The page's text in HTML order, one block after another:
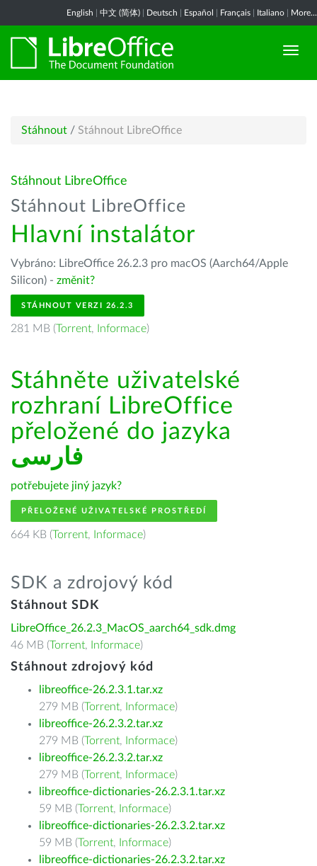
English 中文 (简体) Deutsch Español Français Italiano More...
Stáhnout / Stáhnout LibreOffice
Stáhnout LibreOffice
Stáhnout LibreOffice
Hlavní instalátor
Vybráno: LibreOffice 26.2.3 pro macOS (Aarch64/Apple
Silicon) - změnit?
STÁHNOUT VERZI 26.2.3
281 MB (Torrent, Informace)
Stáhněte uživatelské
rozhraní LibreOffice
přeložené do jazyka
فارسى
potřebujete jiný jazyk?
PŘELOŽENÉ UŽIVATELSKÉ PROSTŘEDÍ
664 KB (Torrent, Informace)
SDK a zdrojový kód
Stáhnout SDK
LibreOffice_26.2.3_MacOS_aarch64_sdk.dmg
46 MB (Torrent, Informace)
Stáhnout zdrojový kód
libreoffice-26.2.3.1.tar.xz
279 MB (Torrent, Informace)
libreoffice-26.2.3.2.tar.xz
279 MB (Torrent, Informace)
libreoffice-26.2.3.2.tar.xz
279 MB (Torrent, Informace)
libreoffice-dictionaries-26.2.3.1.tar.xz
59 MB (Torrent, Informace)
libreoffice-dictionaries-26.2.3.2.tar.xz
59 MB (Torrent, Informace)
libreoffice-dictionaries-26.2.3.2.tar.xz